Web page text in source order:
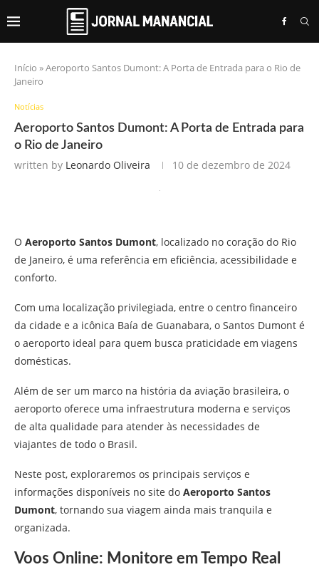
Início »Aeroporto Santos Dumont: A Porta de Entrada para o Rio de
Janeiro
Notícias
Aeroporto Santos Dumont: A Porta de Entrada para
o Rio de Janeiro
written by Leonardo Oliveira 10 de dezembro de 2024
O Aeroporto Santos Dumont, localizado no coração do Rio
de Janeiro, é uma referência em eficiência, acessibilidade e
conforto.
Com uma localização privilegiada, entre o centro financeiro
da cidade e a icônica Baía de Guanabara, o Santos Dumont é
o aeroporto ideal para quem busca praticidade em viagens
domésticas.
Além de ser um marco na história da aviação brasileira, o
aeroporto oferece uma infraestrutura moderna e serviços
de alta qualidade para atender às necessidades de
viajantes de todo o Brasil.
Neste post, exploraremos os principais serviços e
informações disponíveis no site do Aeroporto Santos
Dumont, tornando sua viagem ainda mais tranquila e
organizada.
Voos Online: Monitore em Tempo Real